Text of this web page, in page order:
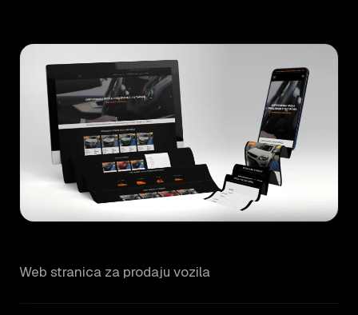
Web stranica za prodaju vozila